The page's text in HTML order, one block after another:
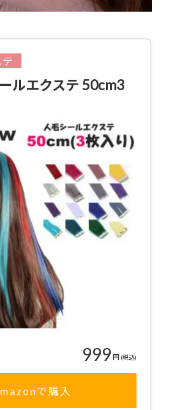
ルエクステ 50cm3
999円 (税込)
で購入